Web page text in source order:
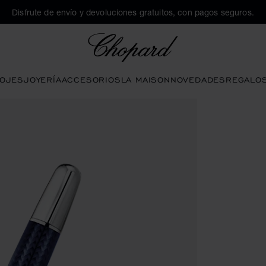
Disfrute de envío y devoluciones gratuitos, con pagos seguros.
JOYERÍAACCESORIOSLA MAISONNOVEDADES